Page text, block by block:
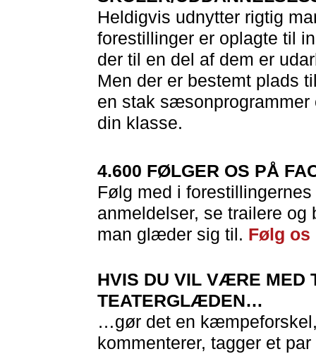
Heldigvis udnytter rigtig
forestillinger er oplagte til
der til en del af dem er
Men der er bestemt plads
en stak
din klasse.
4.600 FØLGER OS PÅ
Følg med i
anmeldelser, se trailere og
man glæder sig til. Følg os
HVIS DU VIL VÆRE MED
TEATERGLÆDEN…
…gør det en
kommenterer, tagger et